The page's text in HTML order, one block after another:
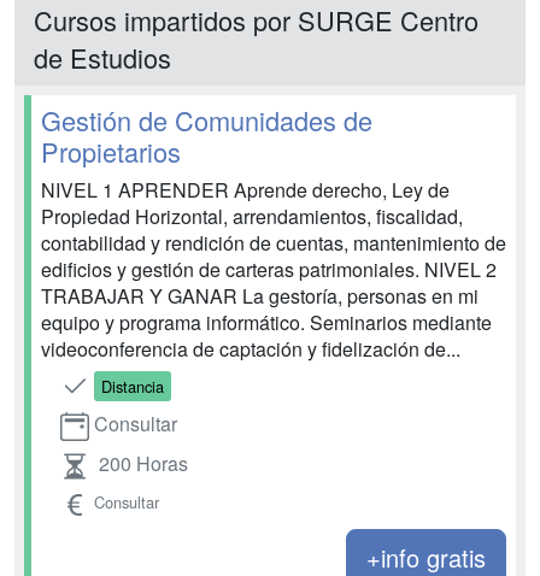
Cursos impartidos por SURGE Centro
de Estudios
Gestión de Comunidades de
Propietarios
NIVEL 1 APRENDER Aprende derecho, Ley de
Propiedad Horizontal, arrendamientos, fiscalidad,
contabilidad y rendición de cuentas, mantenimiento de
edificios y gestión de carteras patrimoniales. NIVEL 2
TRABAJAR Y GANAR La gestoría, personas en mi
equipo y programa informático. Seminarios mediante
videoconferencia de captación y fidelización de...
Distancia
Consultar
200 Horas
Consultar
+info gratis